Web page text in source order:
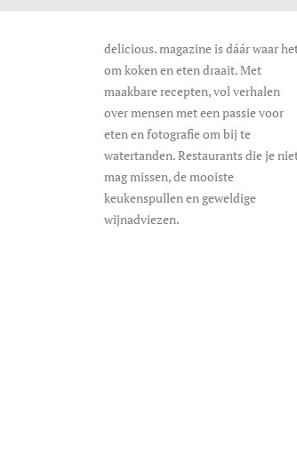
delicious. magazine is dáár waar
om koken en eten draait. Met
maakbare recepten, vol verhalen
over mensen met een passie voor
eten en fotografie om bij te
watertanden. Restaurants die je
mag missen, de mooiste
keukenspullen en geweldige
wijnadviezen.